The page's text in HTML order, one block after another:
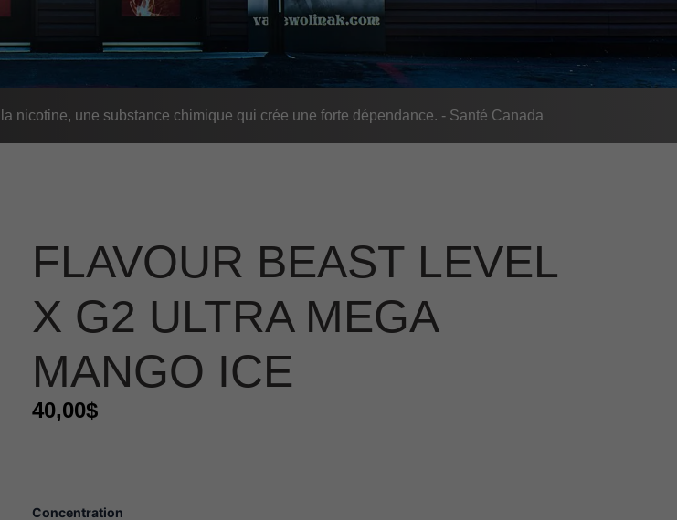
nicotine, une substance chimique qui crée une forte dépendance. - Santé Canada
FLAVOUR BEAST LEVEL
X G2 ULTRA MEGA
MANGO ICE
40,00$
Concentration
quantité